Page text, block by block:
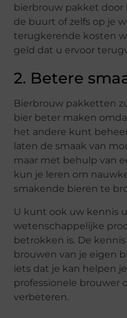
bierbrouw pakket door
de buurt of zelfs op je
terugkerende kosten
geld dat u ervoor
2. Betere
Bierbrouw pakketten
bier beter maken
het andere kunt
laten de smaak van
maar met behulp van
kun je leren om
smakende bieren te
U kunt ook uw kennis
wetenschappelijke
betrokken is. De
brouwen van je eigen
iets dat je kan helpen
professionele brouwer
verbeteren.